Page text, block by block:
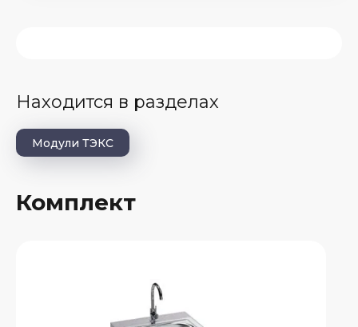
Находится в разделах
Модули ТЭКС
Комплект